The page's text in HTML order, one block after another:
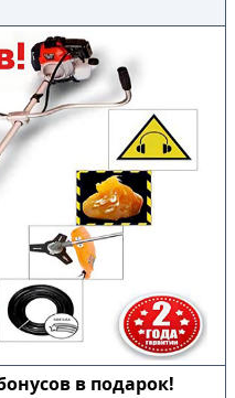
в подарок!